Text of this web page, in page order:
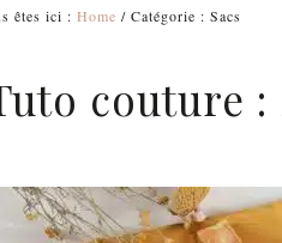
êtes ici : Home / Catégorie : Sacs
couture :